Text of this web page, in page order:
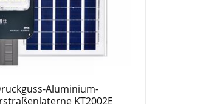
Aluminium-
KT2002E